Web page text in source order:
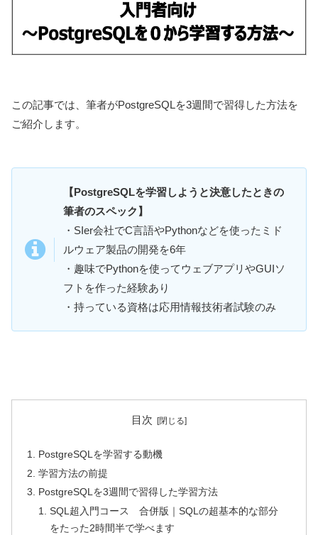
この記事では、筆者がPostgreSQLを3週間で習得した方法を
ご紹介します。
【PostgreSQLを学習しようと決意したときの
筆者のスペック】
・SIer会社でC言語やPythonなどを使ったミド
ルウェア製品の開発を6年
・趣味でPythonを使ってウェブアプリやGUIソ
フトを作った経験あり
・持っている資格は応用情報技術者試験のみ
目次
PostgreSQLを学習する動機
学習方法の前提
PostgreSQLを3週間で習得した学習方法
SQL超入門コース 合併版｜SQLの超基本的な部分
をたった2時間半で学べます